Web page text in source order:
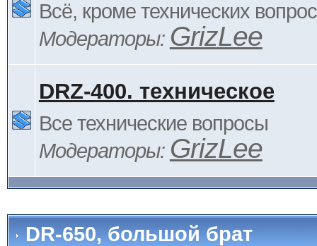
Всё, кроме технических
Модераторы: GrizLee
DRZ-400. техническое
Все технические вопросы
Модераторы: GrizLee
DR-650, большой брат